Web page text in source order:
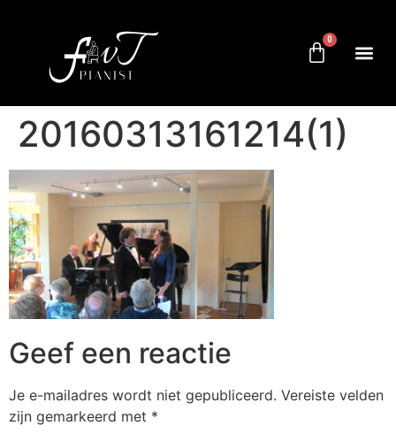
0
20160313161214(1)
Geef een reactie
Je e-mailadres wordt niet gepubliceerd. Vereiste velden
zijn gemarkeerd met *